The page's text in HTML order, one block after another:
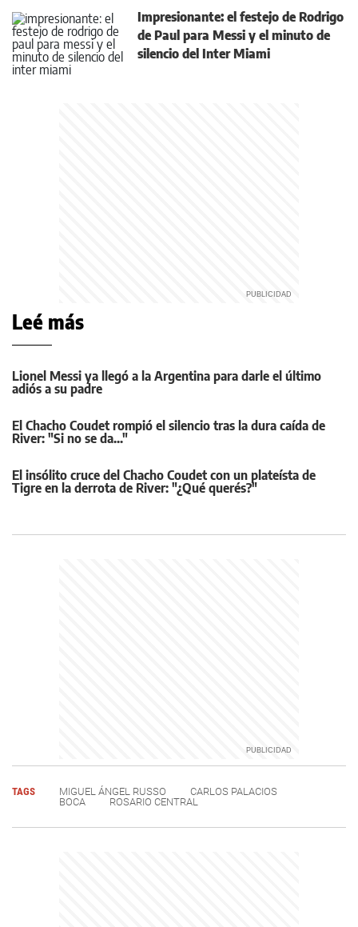
Impresionante: el festejo de Rodrigo
de Paul para Messi y el minuto de
silencio del Inter Miami
Leé más
Lionel Messi ya llegó a la Argentina para darle el último
adiós a su padre
El Chacho Coudet rompió el silencio tras la dura caída de
River: "Si no se da..."
El insólito cruce del Chacho Coudet con un plateísta de
Tigre en la derrota de River: "¿Qué querés?"
TAGS MIGUEL ÁNGEL RUSSO
CARLOS PALACIOS
BOCA
ROSARIO CENTRAL